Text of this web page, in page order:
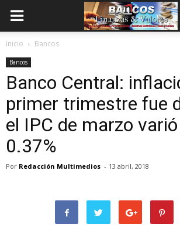
Inicio Bancos
Bancos
Banco Central:
primer trimestre fue
el IPC de marzo
0.37%
Por Redacción Multimedios - 13 abril, 2018